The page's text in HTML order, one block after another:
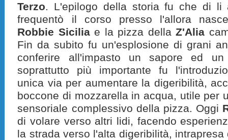
Terzo. L'epilogo della storia fu che di
frequentò il corso presso l'allora
Robbie Siciliae la pizza dellaZ'Alia
Fin da subito fu un'esplosione di grani
conferire all'impasto un sapore ed un
soprattutto più importante fu
unica via per aumentare la digeribilità,
boccone di mozzarella in acqua, utile per
sensoriale complessivo della pizza. Oggi
di volare verso altri lidi, facendo
la strada verso l'alta digeribilità,